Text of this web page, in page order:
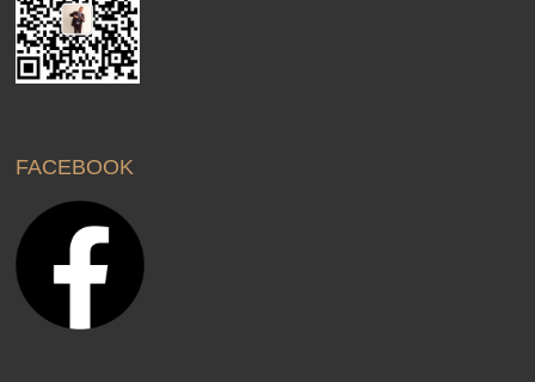
FACEBOOK